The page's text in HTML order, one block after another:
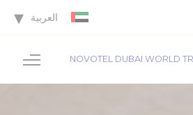
العربية
NOVOTEL DUBAI WORLD